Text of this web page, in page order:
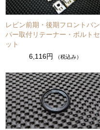
レビン前期・後期フロントバン
パー取付リテーナー・ボルトセ
ット
6,116円
（税込み）